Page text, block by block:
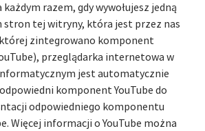
razem, gdy wywołujesz jedną
stron tej witryny, która jest przez nas
której zintegrowano komponent
przeglądarka internetowa w
jest automatycznie
komponent YouTube do
odpowiedniego komponentu
Więcej informacji o YouTube można